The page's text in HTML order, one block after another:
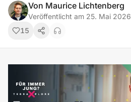
Von Maurice Lichtenberg
Veröffentlicht am 25. Mai 2026
15